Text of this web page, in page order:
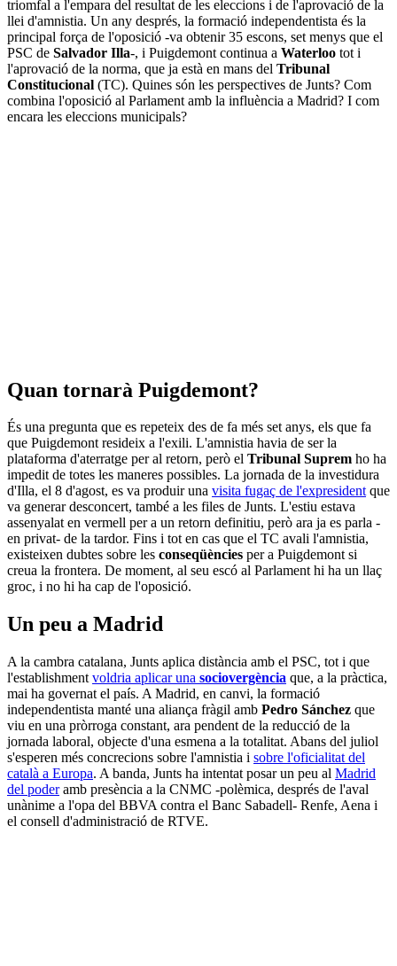
triomfal a l'empara del resultat de les eleccions i de l'aprovació de la
llei d'amnistia. Un any després, la formació independentista és la
principal força de l'oposició -va obtenir 35 escons, set menys que el
PSC de Salvador Illa-, i Puigdemont continua a Waterloo tot i
l'aprovació de la norma, que ja està en mans del Tribunal
Constitucional (TC). Quines són les perspectives de Junts? Com
combina l'oposició al Parlament amb la influència a Madrid? I com
encara les eleccions municipals?
Quan tornarà Puigdemont?
És una pregunta que es repeteix des de fa més set anys, els que fa
que Puigdemont resideix a l'exili. L'amnistia havia de ser la
plataforma d'aterratge per al retorn, però el Tribunal Suprem ho ha
impedit de totes les maneres possibles. La jornada de la investidura
d'Illa, el 8 d'agost, es va produir una visita fugaç de l'expresidentque
va generar desconcert, també a les files de Junts. L'estiu estava
assenyalat en vermell per a un retorn definitiu, però ara ja es parla -
en privat- de la tardor. Fins i tot en cas que el TC avali l'amnistia,
existeixen dubtes sobre les conseqüències per a Puigdemont si
creua la frontera. De moment, al seu escó al Parlament hi ha un llaç
groc, i no hi ha cap de l'oposició.
Un peu a Madrid
A la cambra catalana, Junts aplica distància amb el PSC, tot i que
l'establishment voldria aplicar una sociovergència que, a la pràctica,
mai ha governat el país. A Madrid, en canvi, la formació
independentista manté una aliança fràgil amb Pedro Sánchez que
viu en una pròrroga constant, ara pendent de la reducció de la
jornada laboral, objecte d'una esmena a la totalitat. Abans del juliol
s'esperen més concrecions sobre l'amnistia i sobre l'oficialitat del
català a Europa. A banda, Junts ha intentat posar un peu al Madrid
del poderamb presència a la CNMC -polèmica, després de l'aval
unànime a l'opa del BBVA contra el Banc Sabadell- Renfe, Aena i
el consell d'administració de RTVE.